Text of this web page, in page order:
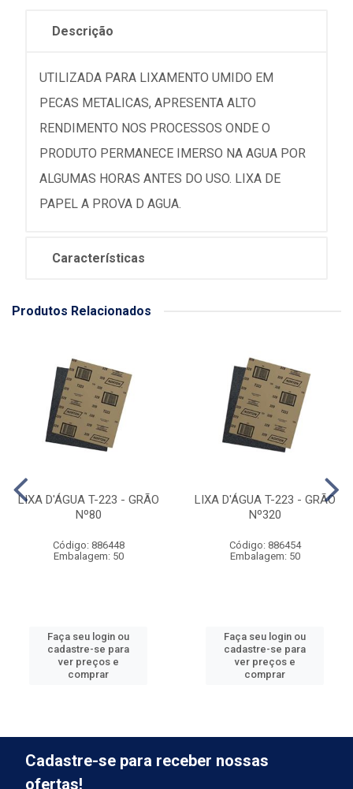
Descrição
UTILIZADA PARA LIXAMENTO UMIDO EM
PECAS METALICAS, APRESENTA ALTO
RENDIMENTO NOS PROCESSOS ONDE O
PRODUTO PERMANECE IMERSO NA AGUA POR
ALGUMAS HORAS ANTES DO USO. LIXA DE
PAPEL A PROVA D AGUA.
Características
Produtos Relacionados
LIXA D'ÁGUA T-223 - GRÃO
Nº80
Código: 886448
Embalagem: 50
Faça seu login ou
cadastre-se para
ver preços e
comprar
LIXA D'ÁGUA T-223 - GRÃO
Nº320
Código: 886454
Embalagem: 50
Faça seu login ou
cadastre-se para
ver preços e
comprar
Cadastre-se para receber nossas
ofertas!